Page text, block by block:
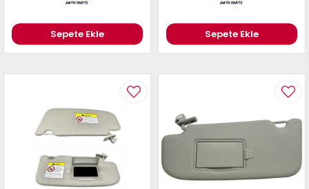
Sepete Ekle Sepete Ekle